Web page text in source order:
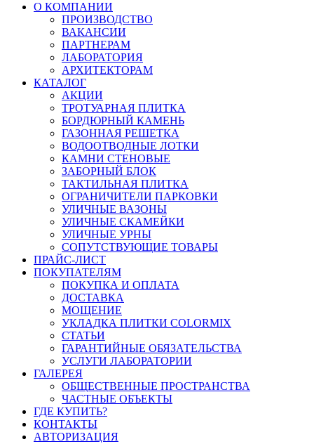
О КОМПАНИИ
ПРОИЗВОДСТВО
ВАКАНСИИ
ПАРТНЕРАМ
ЛАБОРАТОРИЯ
АРХИТЕКТОРАМ
КАТАЛОГ
АКЦИИ
ТРОТУАРНАЯ ПЛИТКА
БОРДЮРНЫЙ КАМЕНЬ
ГАЗОННАЯ РЕШЕТКА
ВОДООТВОДНЫЕ ЛОТКИ
КАМНИ СТЕНОВЫЕ
ЗАБОРНЫЙ БЛОК
ТАКТИЛЬНАЯ ПЛИТКА
ОГРАНИЧИТЕЛИ ПАРКОВКИ
УЛИЧНЫЕ ВАЗОНЫ
УЛИЧНЫЕ СКАМЕЙКИ
УЛИЧНЫЕ УРНЫ
СОПУТСТВУЮЩИЕ ТОВАРЫ
ПРАЙС-ЛИСТ
ПОКУПАТЕЛЯМ
ПОКУПКА И ОПЛАТА
ДОСТАВКА
МОЩЕНИЕ
УКЛАДКА ПЛИТКИ COLORMIX
СТАТЬИ
ГАРАНТИЙНЫЕ ОБЯЗАТЕЛЬСТВА
УСЛУГИ ЛАБОРАТОРИИ
ГАЛЕРЕЯ
ОБЩЕСТВЕННЫЕ ПРОСТРАНСТВА
ЧАСТНЫЕ ОБЪЕКТЫ
ГДЕ КУПИТЬ?
КОНТАКТЫ
АВТОРИЗАЦИЯ